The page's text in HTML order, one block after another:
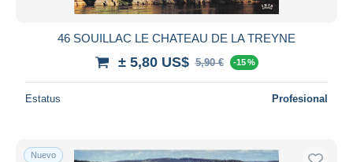
46 SOUILLAC LE CHATEAU DE LA TREYNE
± 5,80 US$ 5,90 € -15 %
Estatus Profesional
Nuevo